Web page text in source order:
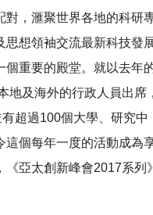
對，滙聚世界各地的科研
思想領袖交流最新科技發
個重要的殿堂。就以去年
地及海外的行政人員出席
超過100個大學、研究中
這個每年一度的活動成為
《亞太創新峰會2017系列